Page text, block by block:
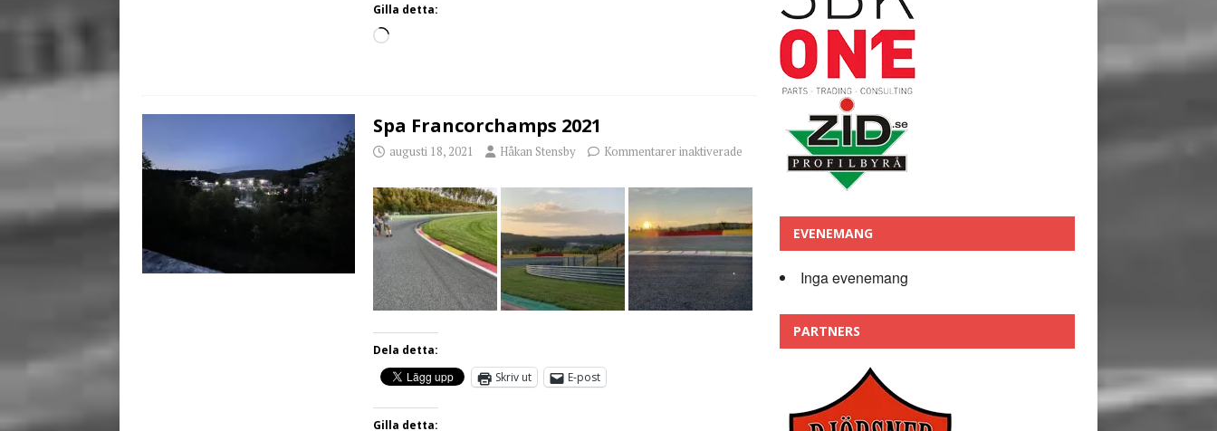
Gilla detta:
Spa Francorchamps 2021
augusti 18, 2021 Håkan Stensby Kommentarer inaktiverade
Dela detta:
Skriv ut
E-post
Gilla detta:
EVENEMANG
Inga evenemang
PARTNERS